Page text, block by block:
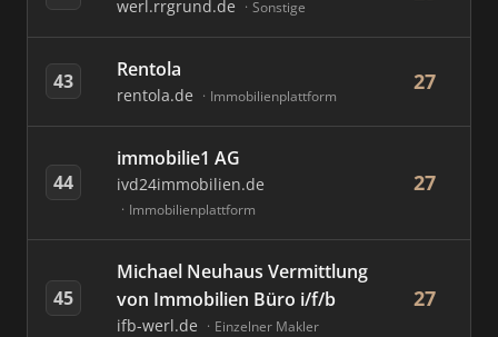
werl.rrgrund.de Sonstige
43 Rentola
rentola.de Immobilienplattform
27
44
immobilie1 AG
ivd24immobilien.de
Immobilienplattform
27
45
Michael Neuhaus Vermittlung
von Immobilien Büro i/f/b
ifb-werl.de Einzelner Makler
27